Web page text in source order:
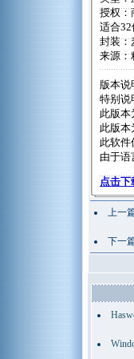
授权：
适合32
封装：
来源：
版本说
特别说
此版本
此版本
此软件
由于语
点击下
上一
下一